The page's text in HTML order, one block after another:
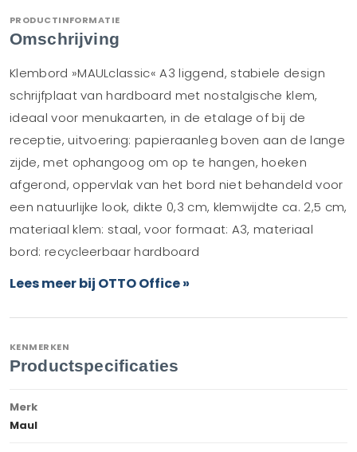
PRODUCTINFORMATIE
Omschrijving
Klembord »MAULclassic« A3 liggend, stabiele design
schrijfplaat van hardboard met nostalgische klem,
ideaal voor menukaarten, in de etalage of bij de
receptie, uitvoering: papieraanleg boven aan de lange
zijde, met ophangoog om op te hangen, hoeken
afgerond, oppervlak van het bord niet behandeld voor
een natuurlijke look, dikte 0,3 cm, klemwijdte ca. 2,5 cm,
materiaal klem: staal, voor formaat: A3, materiaal
bord: recycleerbaar hardboard
Lees meer bij OTTO Office »
KENMERKEN
Productspecificaties
Merk
Maul